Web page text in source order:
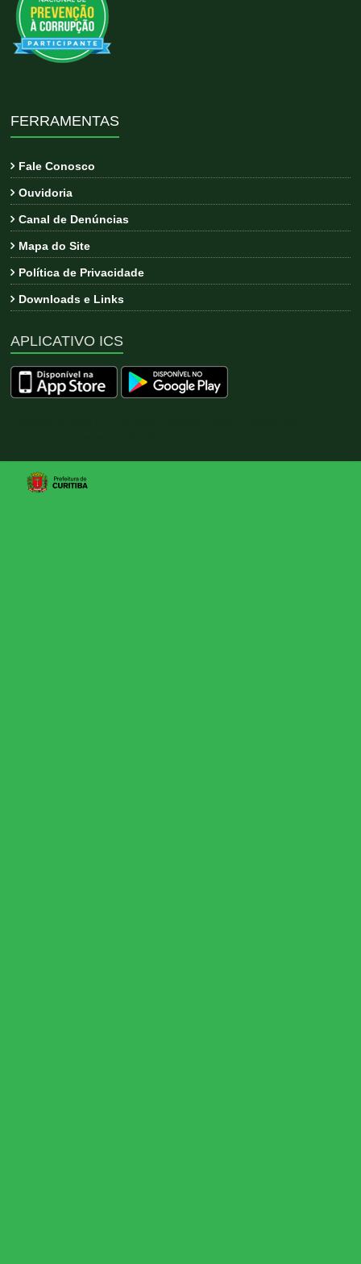
FERRAMENTAS
Fale Conosco
Ouvidoria
Canal de Denúncias
Mapa do Site
Política de Privacidade
Downloads e Links
APLICATIVO ICS